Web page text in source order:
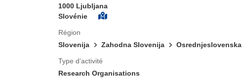
1000 Ljubljana
Slovénie
Région
Slovenija
Zahodna Slovenija Osrednjeslovenska
Type d’activité
Research Organisations